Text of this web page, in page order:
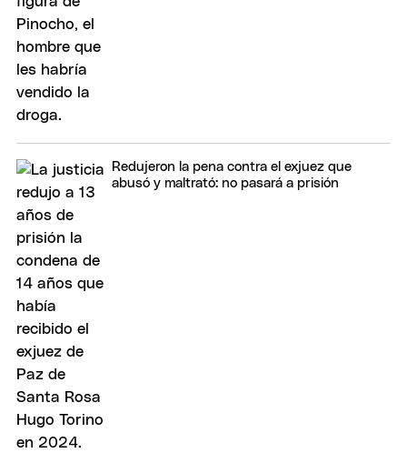
Redujeron la pena contra el exjuez que
abusó y maltrató: no pasará a prisión